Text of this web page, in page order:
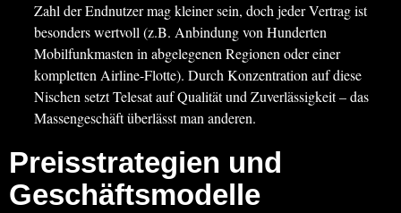
Zahl der Endnutzer mag kleiner sein, doch jeder Vertrag ist
besonders wertvoll (z.B. Anbindung von Hunderten
Mobilfunkmasten in abgelegenen Regionen oder einer
kompletten Airline-Flotte). Durch Konzentration auf diese
Nischen setzt Telesat auf Qualität und Zuverlässigkeit – das
Massengeschäft überlässt man anderen.
Preisstrategien und
Geschäftsmodelle